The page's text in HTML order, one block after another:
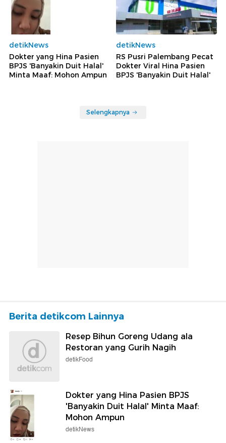
detikNews
Dokter yang Hina Pasien
BPJS 'Banyakin Duit Halal'
Minta Maaf: Mohon Ampun
detikNews
RS Pusri Palembang Pecat
Dokter Viral Hina Pasien
BPJS 'Banyakin Duit Halal'
Selengkapnya
Berita detikcom Lainnya
Resep Bihun Goreng Udang ala
Restoran yang Gurih Nagih
detikFood
Dokter yang Hina Pasien BPJS
'Banyakin Duit Halal' Minta Maaf:
Mohon Ampun
detikNews